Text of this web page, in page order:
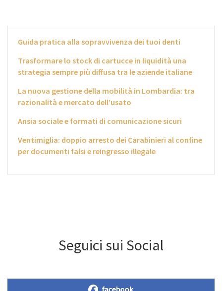
Guida pratica alla sopravvivenza dei tuoi denti
Trasformare lo stock di cartucce in liquidità una
strategia sempre più diffusa tra le aziende italiane
La nuova gestione della mobilità in Lombardia: tra
razionalità e mercato dell’usato
Ansia sociale e formati di comunicazione sicuri
Ventimiglia: doppio arresto dei Carabinieri al confine
per documenti falsi e reingresso illegale
Seguici sui Social
facebook